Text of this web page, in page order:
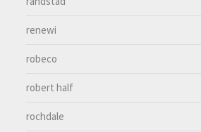
renewi
robeco
robert half
rochdale